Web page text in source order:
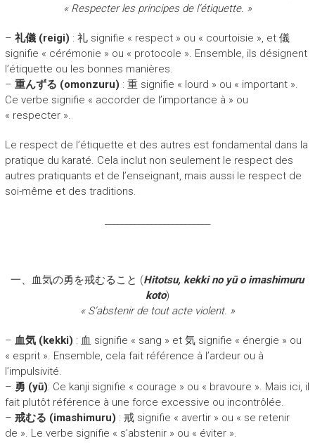
« Respecter les principes de l’étiquette. »
– 礼儀 (reigi) : 礼 signifie « respect » ou « courtoisie », et 儀
signifie « cérémonie » ou « protocole ». Ensemble, ils désignent
l’étiquette ou les bonnes manières.
– 重んずる (omonzuru) : 重 signifie « lourd » ou « important ».
Ce verbe signifie « accorder de l’importance à » ou
« respecter ».
Le respect de l’étiquette et des autres est fondamental dans la
pratique du karaté. Cela inclut non seulement le respect des
autres pratiquants et de l’enseignant, mais aussi le respect de
soi-même et des traditions.
一、血気の勇を戒むること (Hitotsu, kekki no yū o imashimuru
koto)
« S’abstenir de tout acte violent. »
– 血気 (kekki) : 血 signifie « sang » et 気 signifie « énergie » ou
« esprit ». Ensemble, cela fait référence à l’ardeur ou à
l’impulsivité.
– 勇 (yū): Ce kanji signifie « courage » ou « bravoure ». Mais ici, il
fait plutôt référence à une force excessive ou incontrôlée.
– 戒むる (imashimuru) : 戒 signifie « avertir » ou « se retenir
de ». Le verbe signifie « s’abstenir » ou « éviter ».